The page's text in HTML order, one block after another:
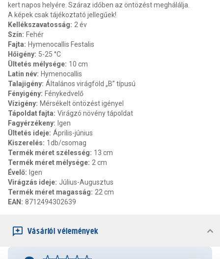
kert napos helyére. Száraz időben az öntözést meghálálja.
A képek csak tájékoztató jellegűek!
Kellékszavatosság: 2 év
Szín: Fehér
Fajta: Hymenocallis Festalis
Hőigény: 5-25 °C
Ültetés mélysége: 10 cm
Latin név: Hymenocallis
Talajigény: Általános virágföld „B” típusú
Fényigény: Fénykedvelő
Vízigény: Mérsékelt öntözést igényel
Tápoldat fajta: Virágzó növény tápoldat
Fagyérzékeny: Igen
Ültetés ideje: Április-június
Kiszerelés: 1db/csomag
Termék méret szélesség: 13 cm
Termék méret mélysége: 2 cm
Évelő: Igen
Virágzás ideje: Július-Augusztus
Termék méret magasság: 22 cm
EAN : 8712494302639
Vásárlói vélemények